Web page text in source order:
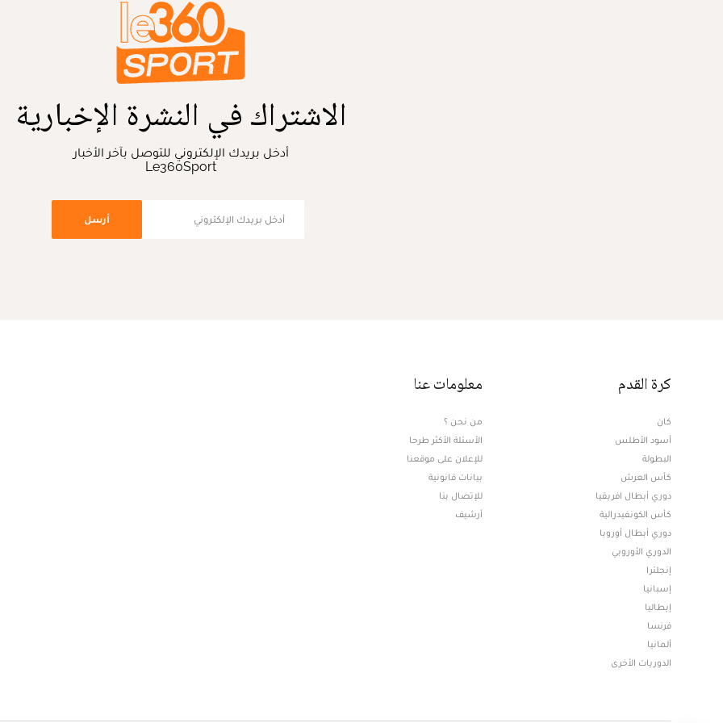
الاشتراك في النشرة الإخبارية
أدخل بريدك الإلكتروني للتوصل بآخر الأخبار
Le360Sport
أرسل
كرة القدم
كان
أسود الأطلس
البطولة
كأس العرش
دوري أبطال افريقيا
كأس الكونفيدرالية
دوري أبطال أوروبا
الدوري الأوروبي
إنجلترا
إسبانيا
إيطاليا
فرنسا
ألمانيا
الدوريات الأخرى
معلومات عنا
من نحن ؟
الأسئلة الأكثر طرحا
للإعلان على موقعنا
بيانات قانونية
للإتصال بنا
أرشيف